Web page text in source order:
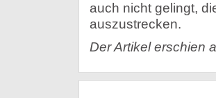
auch nicht gelingt,
auszustrecken.
Der Artikel erschien